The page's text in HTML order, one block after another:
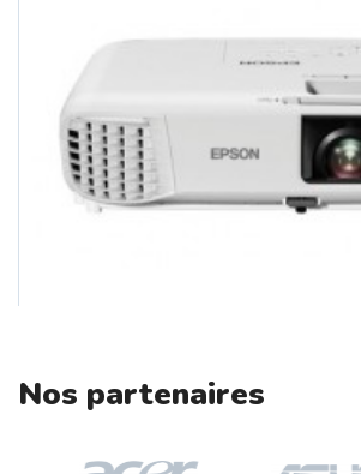
Nos partenaires